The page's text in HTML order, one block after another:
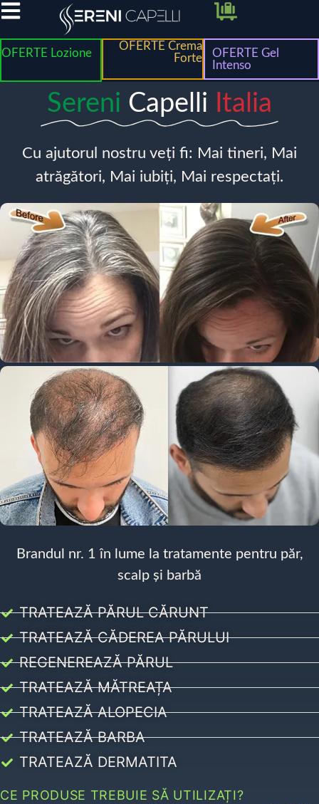
OFERTE Lozione
OFERTE Crema
Forte
OFERTE Gel
Intenso
Sereni Capelli Italia
Cu ajutorul nostru veți fi: Mai tineri, Mai
atrăgători, Mai iubiți, Mai respectați.
Brandul nr. 1 în lume la tratamente pentru păr,
scalp și barbă
TRATEAZĂ PĂRUL CĂRUNT
TRATEAZĂ CĂDEREA PĂRULUI
REGENEREAZĂ PĂRUL
TRATEAZĂ MĂTREAȚA
TRATEAZĂ ALOPECIA
TRATEAZĂ BARBA
TRATEAZĂ DERMATITA
CE PRODUSE TREBUIE SĂ UTILIZAȚI?